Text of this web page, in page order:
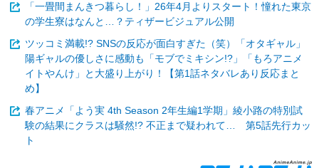
「一畳間まんきつ暮らし！」26年4月よりスタート！憧れた東京
の学生寮はなんと…？ティザービジュアル公開
ツッコミ満載!? SNSの反応が面白すぎた（笑）「オタギャル」
陽ギャルの優しさに感動も「モブでミキシン!?」「もろアニメ
イトやんけ」と大盛り上がり！【第1話ネタバレあり反応まと
め】
春アニメ「よう実 4th Season 2年生編1学期」綾小路の特別試
験の結果にクラスは騒然!? 不正まで疑われて… 第5話先行カッ
ト